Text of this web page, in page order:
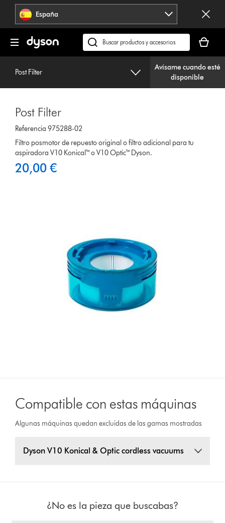
Omitir
navegación España
Buscar
en
cesta
está
vacía
Post Filter
Avísame cuando esté
disponible
Post Filter
Referencia 975288-02
Filtro posmotor de repuesto original o filtro adicional para tu
aspiradora V10 Konical™ o V10 Optic™ Dyson.
20,00 €
Compatible con estas máquinas
Algunas máquinas quedan excluidas de las gamas mostradas
Dyson V10 Konical & Optic cordless vacuums
¿No es la pieza que buscabas?